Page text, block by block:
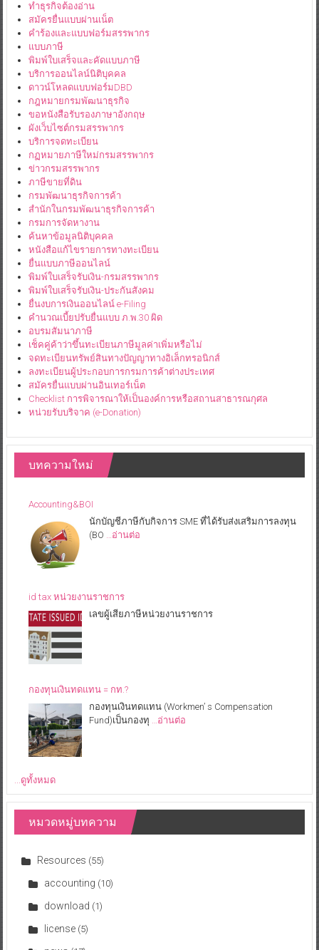
ทำธุรกิจต้องอ่าน
สมัครยื่นแบบผ่านเน็ต
คำร้องและแบบฟอร์มสรรพากร
แบบภาษี
พิมพ์ใบเสร็จและคัดแบบภาษี
บริการออนไลน์นิติบุคคล
ดาวน์โหลดแบบฟอร์มDBD
กฎหมายกรมพัฒนาธุรกิจ
ขอหนังสือรับรองภาษาอังกฤษ
ผังเว็บไซต์กรมสรรพากร
บริการจดทะเบียน
กฏหมายภาษีใหม่กรมสรรพากร
ข่าวกรมสรรพากร
ภาษีขายที่ดิน
กรมพัฒนาธุรกิจการค้า
สำนักในกรมพัฒนาธุรกิจการค้า
กรมการจัดหางาน
ค้นหาข้อมูลนิติบุคคล
หนังสือแก้ไขรายการทางทะเบียน
ยื่นแบบภาษีออนไลน์
พิมพ์ใบเสร็จรับเงิน-กรมสรรพากร
พิมพ์ใบเสร็จรับเงิน-ประกันสังคม
ยื่นงบการเงินออนไลน์ e-Filing
คำนวณเบี้ยปรับยื่นแบบ ภ.พ.30 ผิด
อบรมสัมนาภาษี
เช็คคู่ค้าว่าขึ้นทะเบียนภาษีมูลค่าเพิ่มหรือไม่
จดทะเบียนทรัพย์สินทางปัญญาทางอิเล็กทรอนิกส์
ลงทะเบียนผู้ประกอบการกรมการค้าต่างประเทศ
สมัครยื่นแบบผ่านอินเทอร์เน็ต
Checklist การพิจารณาให้เป็นองค์การหรือสถานสาธารณกุศล
หน่วยรับบริจาค (e-Donation)
บทความใหม่
Accounting&BOI
นักบัญชีภาษีกับกิจการ SME ที่ได้รับส่งเสริมการลงทุน
(BO …อ่านต่อ
id tax หน่วยงานราชการ
เลขผู้เสียภาษีหน่วยงานราชการ
กองทุนเงินทดแทน = กท.?
กองทุนเงินทดแทน (Workmen’ s Compensation
Fund)เป็นกองทุ …อ่านต่อ
...ดูทั้งหมด
หมวดหมู่บทความ
Resources (55)
accounting (10)
download (1)
license(5)